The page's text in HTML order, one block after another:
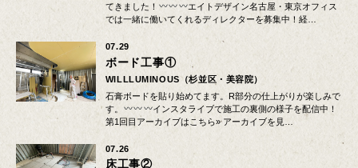
てきました！
エイトデザイン名古屋・東京オフィス
では一緒に働いてくれるディレクターを募集中！経…
07.29
ボード工事①
WILLLUMINOUS（杉並区・美容院）
石膏ボードを貼り始めてます。R部分の仕上がりが楽しみで
す。
インスタライブで施工の裏側の様子を配信中！
第1回目アーカイブはこちら» アーカイブを見…
07.26
床工事②